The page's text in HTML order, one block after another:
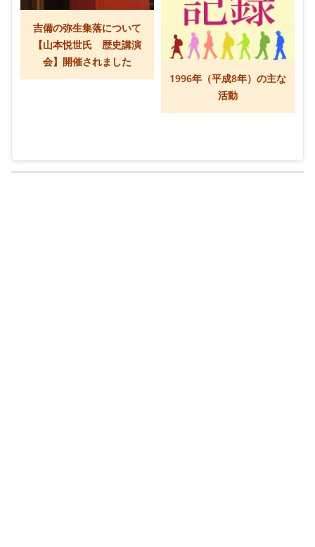
吉備の弥生集落について
【山本悦世氏 歴史講演
会】開催されました
1996年（平成8年）の主な
活動